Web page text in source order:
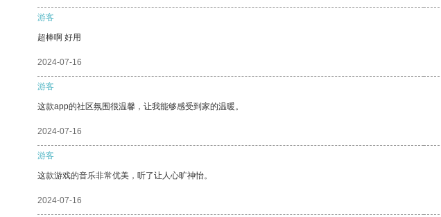
游客
超棒啊 好用
2024-07-16
游客
这款app的社区氛围很温馨，让我能够感受到家的温暖。
2024-07-16
游客
这款游戏的音乐非常优美，听了让人心旷神怡。
2024-07-16